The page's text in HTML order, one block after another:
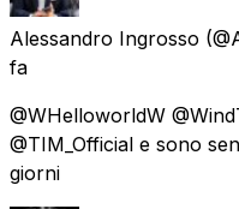
Alessandro Ingrosso
fa
@WHelloworldW
@TIM_Official e sono
giorni